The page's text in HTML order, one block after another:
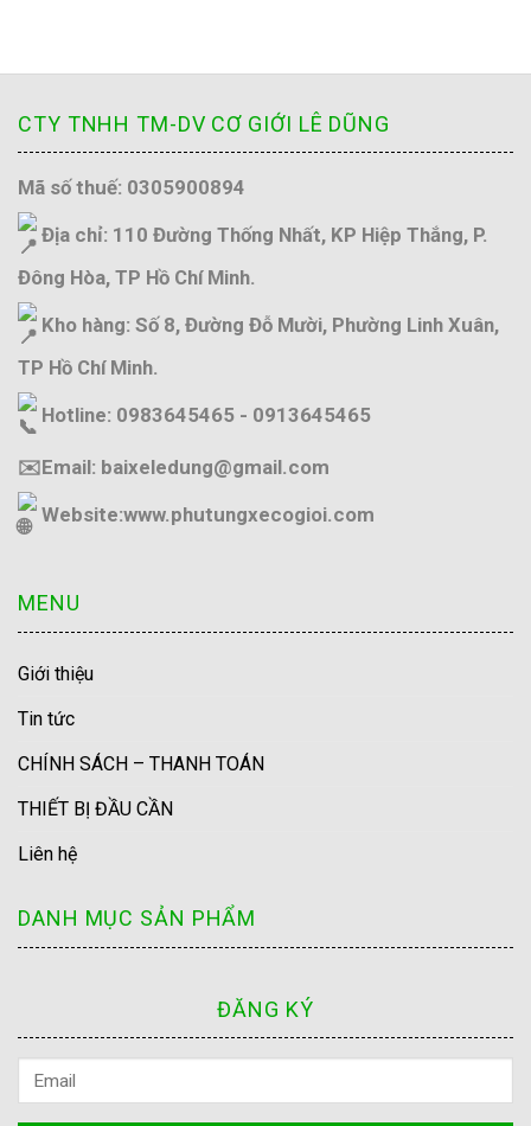
CTY TNHH TM-DV CƠ GIỚI LÊ DŨNG
Mã số thuế: 0305900894
Địa chỉ: 110 Đường Thống Nhất, KP Hiệp Thắng, P.
Đông Hòa, TP Hồ Chí Minh.
Kho hàng: Số 8, Đường Đỗ Mười, Phường Linh Xuân,
TP Hồ Chí Minh.
Hotline: 0983645465 - 0913645465
✉️Email: baixeledung@gmail.com
Website:www.phutungxecogioi.com
MENU
Giới thiệu
Tin tức
CHÍNH SÁCH – THANH TOÁN
THIẾT BỊ ĐẦU CẦN
Liên hệ
DANH MỤC SẢN PHẨM
ĐĂNG KÝ